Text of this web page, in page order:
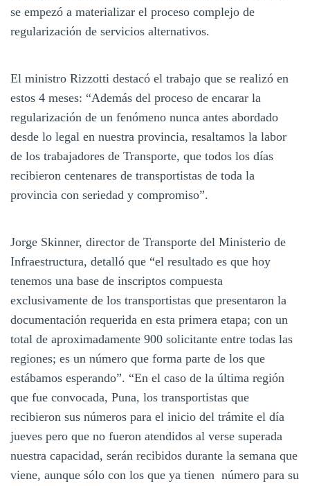
se empezó a materializar el proceso complejo de
regularización de servicios alternativos.
El ministro Rizzotti destacó el trabajo que se realizó en
estos 4 meses: “Además del proceso de encarar la
regularización de un fenómeno nunca antes abordado
desde lo legal en nuestra provincia, resaltamos la labor
de los trabajadores de Transporte, que todos los días
recibieron centenares de transportistas de toda la
provincia con seriedad y compromiso”.
Jorge Skinner, director de Transporte del Ministerio de
Infraestructura, detalló que “el resultado es que hoy
tenemos una base de inscriptos compuesta
exclusivamente de los transportistas que presentaron la
documentación requerida en esta primera etapa; con un
total de aproximadamente 900 solicitante entre todas las
regiones; es un número que forma parte de los que
estábamos esperando”. “En el caso de la última región
que fue convocada, Puna, los transportistas que
recibieron sus números para el inicio del trámite el día
jueves pero que no fueron atendidos al verse superada
nuestra capacidad, serán recibidos durante la semana que
viene, aunque sólo con los que ya tienen número para su